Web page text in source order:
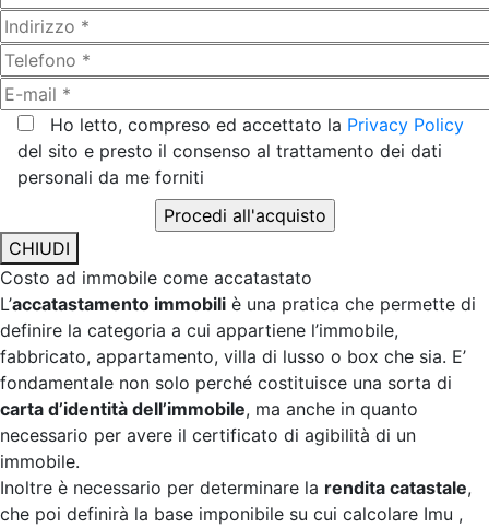
Ho letto, compreso ed accettato la Privacy Policy
del sito e presto il consenso al trattamento dei dati
personali da me forniti
CHIUDI
Costo ad immobile come accatastato
L’accatastamento immobili è una pratica che permette di
definire la categoria a cui appartiene l’immobile,
fabbricato, appartamento, villa di lusso o box che sia. E’
fondamentale non solo perché costituisce una sorta di
carta d’identità dell’immobile, ma anche in quanto
necessario per avere il certificato di agibilità di un
immobile.
Inoltre è necessario per determinare la rendita catastale,
che poi definirà la base imponibile su cui calcolare Imu ,